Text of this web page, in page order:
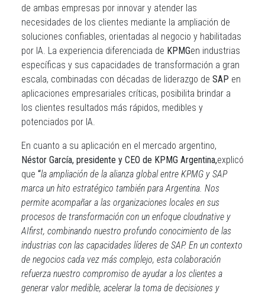
de ambas empresas por innovar y atender las
necesidades de los clientes mediante la ampliación de
soluciones confiables, orientadas al negocio y habilitadas
por IA. La experiencia diferenciada de KPMGen industrias
específicas y sus capacidades de transformación a gran
escala, combinadas con décadas de liderazgo de SAP en
aplicaciones empresariales críticas, posibilita brindar a
los clientes resultados más rápidos, medibles y
potenciados por IA.
En cuanto a su aplicación en el mercado argentino,
Néstor García, presidente y CEO de KPMG Argentina,explicó
que “la ampliación de la alianza global entre KPMG y SAP
marca un hito estratégico también para Argentina. Nos
permite acompañar a las organizaciones locales en sus
procesos de transformación con un enfoque cloudnative y
AIfirst, combinando nuestro profundo conocimiento de las
industrias con las capacidades líderes de SAP. En un contexto
de negocios cada vez más complejo, esta colaboración
refuerza nuestro compromiso de ayudar a los clientes a
generar valor medible, acelerar la toma de decisiones y